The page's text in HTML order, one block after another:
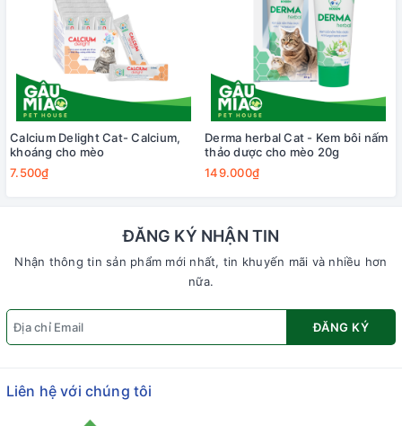
Calcium Delight Cat- Calcium,
khoáng cho mèo
7.500₫
Derma herbal Cat - Kem bôi nấm
thảo dược cho mèo 20g
149.000₫
ĐĂNG KÝ NHẬN TIN
Nhận thông tin sản phẩm mới nhất, tin khuyến mãi và nhiều hơn
nữa.
ĐĂNG KÝ
Liên hệ với chúng tôi